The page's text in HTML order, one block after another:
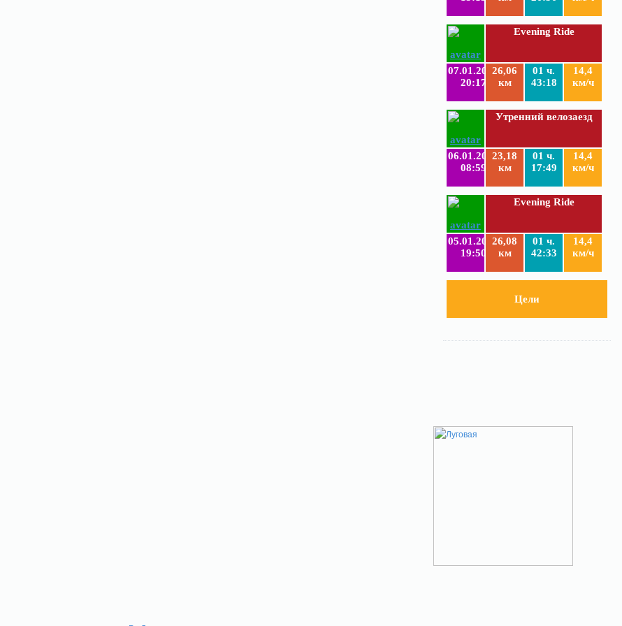
Evening Ride
07.01.2019
20:17
26,06
км
01 ч.
43:18
14,4
км/ч
Утренний велозаезд
06.01.2019
08:59
23,18
км
01 ч.
17:49
14,4
км/ч
Evening Ride
05.01.2019
19:50
26,08
км
01 ч.
42:33
14,4
км/ч
Цели